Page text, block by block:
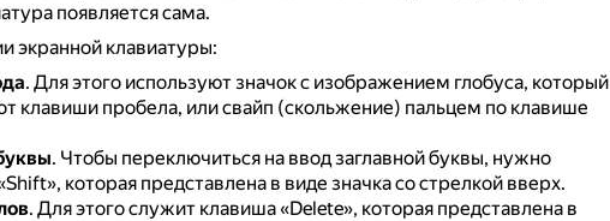
появляется сама.
экранной клавиатуры:
. Для этого используют значок с изображением глобуса, который
клавиши пробела, или свайп (скольжение) пальцем по клавише
. Чтобы переключиться на ввод заглавной буквы, нужно
которая представлена в виде значка со стрелкой вверх.
. Для этого служит клавиша «Delete», которая представлена в